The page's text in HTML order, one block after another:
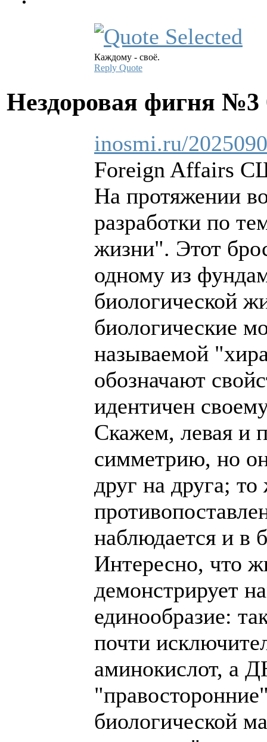
Каждому - своё.
Reply Quote
Нездоровая фигня №3
inosmi.ru/
Foreign Affairs
На протяжении
разработки по
жизни". Этот
одному из
биологической
биологические
называемой
обозначают
идентичен
Скажем, левая и
симметрию, но
друг на друга;
наблюдается и в
Интересно, что
демонстрирует
единообразие:
почти
аминокислот, а
биологической